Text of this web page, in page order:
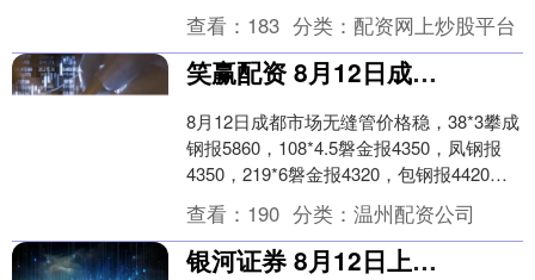
查看： 183 分类： 配资网上炒股平台
笑赢配资 8月12日成都市场无缝管价格稳
8月12日成都市场无缝管价格稳，38*3攀成
钢报5860，108*4.5磐金报4350，凤钢报
4350，219*6磐金报4320，包钢报4420，
325*8磐金....
查看： 190 分类： 温州配资公司
银河证券 8月12日上海球扁钢价格持稳